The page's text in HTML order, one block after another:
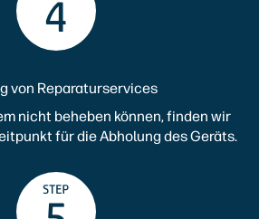
von Reparaturservices
nicht beheben können, finden wir
für die Abholung des Geräts.